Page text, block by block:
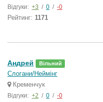
Відгуки: +3 / 0 / -0
Рейтинг: 1171
Андрей Вільний
Слогани/Неймінг
Кременчук
Відгуки: +2 / 0 / -0